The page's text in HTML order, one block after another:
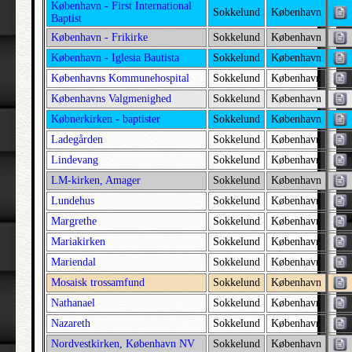
Bering Valgmenighed | Ning | Århus
Besser | Samsø | Holbæk
Betaniakirken -Methodist | Sokkelund | København
Bethel - baptister | Fleskum | Ålborg
Bethlehem | Sokkelund | København
Bevtoft | Nørre Rangstrup | Haderslev
Biersted | Kær | Ålborg
Bigum | Nørlyng | Viborg
Billum | Vester Horne | Ribe
Billund | Slavs | Ribe
Binderup | Gislum | Ålborg
Bindslev | Horns | Hjørring
Birkelund | Smørum | København
Birkende | Bjerge | Odense
Birkerød | Lynge-Kronborg | Frederiksborg
Birket | Lolland Nørre | Maribo
København - First International
Baptist
Sokkelund København
København - Frikirke Sokkelund
København
København - Iglesia Bautista
Sokkelund
København
Københavns Kommunehospital
Sokkelund
København
Københavns Valgmenighed
Sokkelund
København
Købnerkirken - baptister
Sokkelund
København
Ladegården
Sokkelund
København
Lindevang
Sokkelund
København
LM-kirken, Amager
Sokkelund
København
Lundehus
Sokkelund
København
Margrethe
Sokkelund
København
Mariakirken
Sokkelund
København
Mariendal
Sokkelund
København
Mosaisk trossamfund
Sokkelund
København
Nathanael
Sokkelund
København
Nazareth
Sokkelund
København
Nordvestkirken, København NV
Sokkelund
København